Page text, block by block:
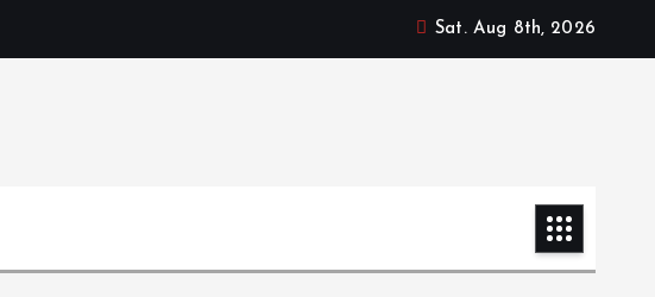
Sat. Aug 8th, 2026